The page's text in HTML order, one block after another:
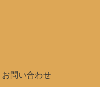
お問い合わせ